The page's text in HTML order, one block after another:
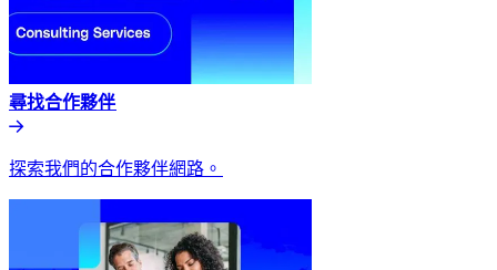
尋找合作夥伴​​
探索我們的合作夥伴網路。​​